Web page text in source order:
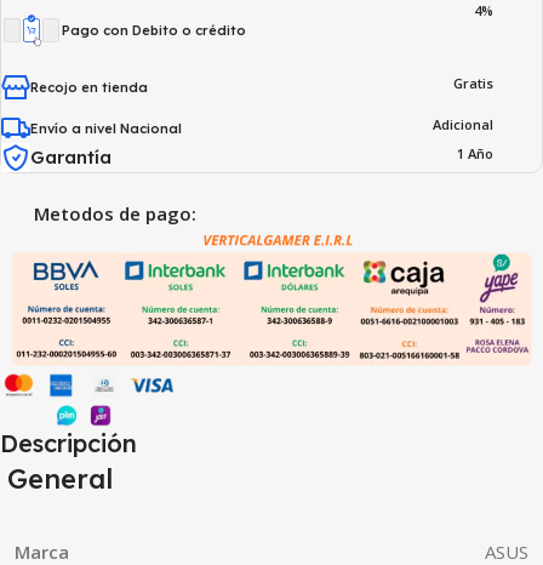
Pago con Debito o crédito
4%
Recojo en tienda Gratis
Envío a nivel Nacional Adicional
Garantía 1 Año
Metodos de pago:
Descripción
General
Marca ASUS